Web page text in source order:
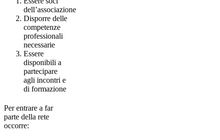
dell’associazione
Disporre delle
competenze
professionali
necessarie
Essere
disponibili a
partecipare
agli incontri e
di formazione
Per entrare a far
parte della rete
occorre: